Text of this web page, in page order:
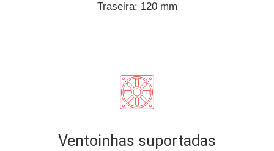
Traseira: 120 mm
Ventoinhas suportadas